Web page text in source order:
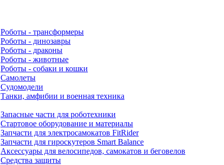
Роботы - трансформеры
Роботы - динозавры
Роботы - драконы
Роботы - животные
Роботы - собаки и кошки
Самолеты
Судомодели
Танки, амфибии и военная техника
Запасные части для роботехники
Стартовое оборудование и материалы
Запчасти для электросамокатов FitRider
Запчасти для гироскутеров Smart Balance
Аксессуары для велосипедов, самокатов и беговелов
Средства защиты